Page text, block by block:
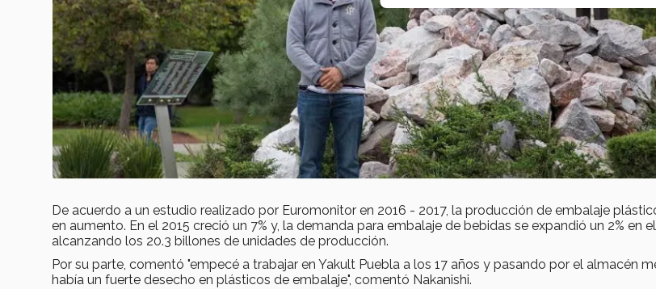
De acuerdo a un estudio realizado por Euromonitor en 2016 - 2017, la producción de embalaje
en aumento. En el 2015 creció un 7% y, la demanda para embalaje de bebidas se expandió un 2% en
alcanzando los 20.3 billones de unidades de producción.
Por su parte, comentó "empecé a trabajar en Yakult Puebla a los 17 años y pasando por el almacén
había un fuerte desecho en plásticos de embalaje", comentó Nakanishi.